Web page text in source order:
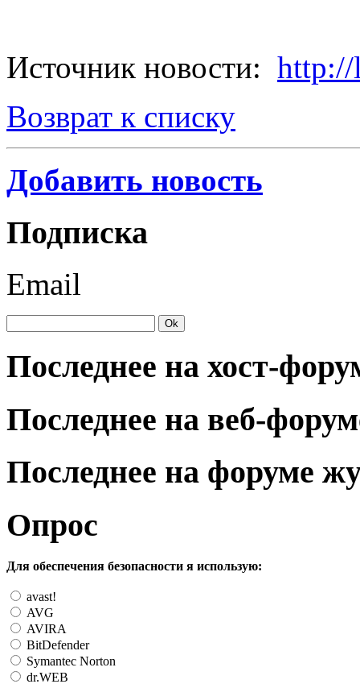
Источник новости: http://
Возврат к списку
Добавить новость
Подписка
Email
Последнее на хост-
Последнее на веб-
Последнее на форуме
Опрос
Для обеспечения безопасности я использую:
avast!
AVG
AVIRA
BitDefender
Symantec Norton
dr.WEB